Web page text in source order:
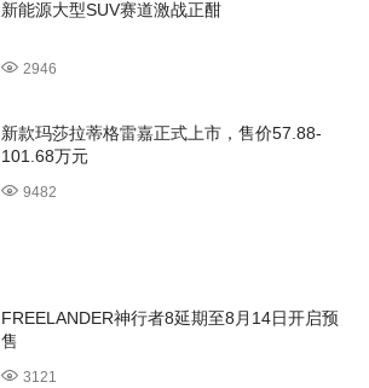
新能源大型SUV赛道激战正酣
2946
新款玛莎拉蒂格雷嘉正式上市，售价57.88-
101.68万元
9482
FREELANDER神行者8延期至8月14日开启预
售
3121